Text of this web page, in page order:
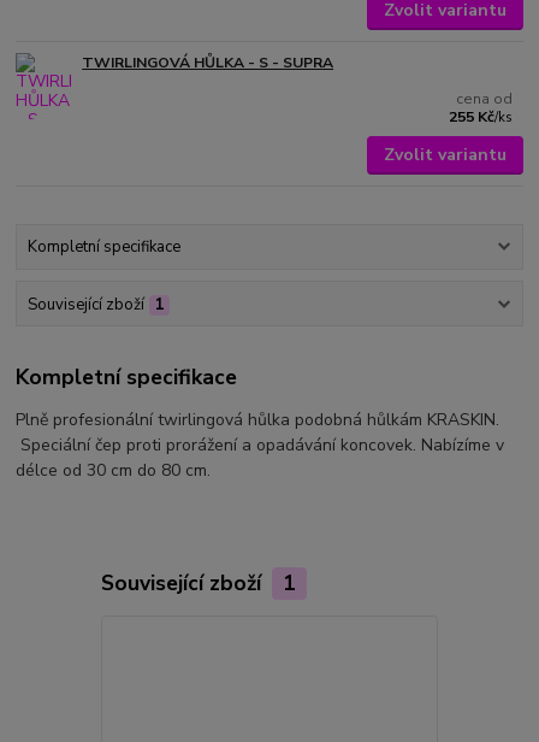
Zvolit variantu
TWIRLINGOVÁ HŮLKA - S - SUPRA
cena od
255 Kč/ks
Zvolit variantu
Kompletní specifikace
Související zboží 1
Kompletní specifikace
Plně profesionální twirlingová hůlka podobná hůlkám KRASKIN.
Speciální čep proti prorážení a opadávání koncovek. Nabízíme v
délce od 30 cm do 80 cm.
Související zboží 1